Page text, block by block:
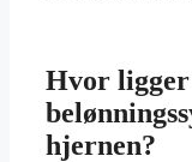
Hvor ligger
hjernen?